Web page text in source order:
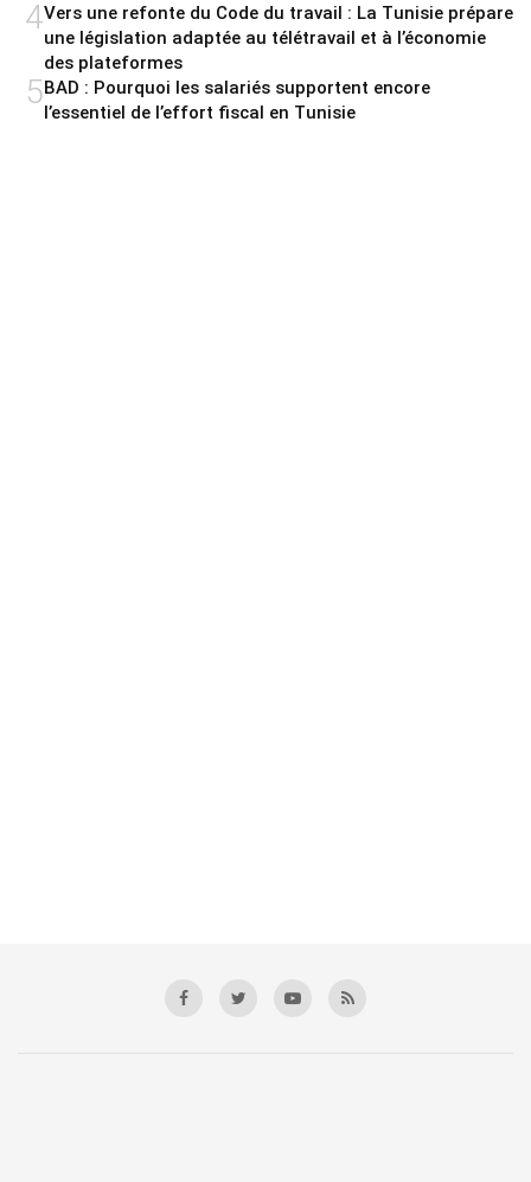
4Vers une refonte du Code du travail : La Tunisie prépare
une législation adaptée au télétravail et à l’économie
des plateformes
5BAD : Pourquoi les salariés supportent encore
l’essentiel de l’effort fiscal en Tunisie